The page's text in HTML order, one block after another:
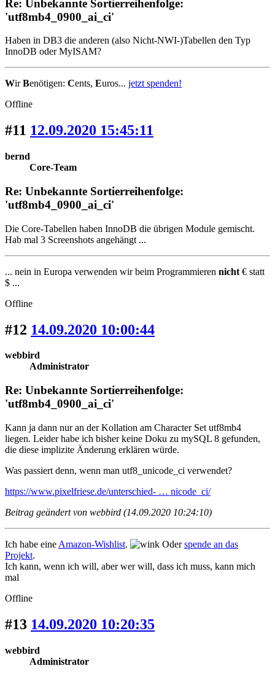
Re: Unbekannte Sortierreihenfolge:
'utf8mb4_0900_ai_ci'
Haben in DB3 die anderen (also Nicht-NWI-)Tabellen den Typ
InnoDB oder MyISAM?
WirBenötigen: Cents, Euros... jetzt spenden!
Offline
#11 12.09.2020 15:45:11
bernd
Core-Team
Re: Unbekannte Sortierreihenfolge:
'utf8mb4_0900_ai_ci'
Die Core-Tabellen haben InnoDB die übrigen Module gemischt.
Hab mal 3 Screenshots angehängt ...
... nein in Europa verwenden wir beim Programmieren nicht € statt
$ ...
Offline
#12 14.09.2020 10:00:44
webbird
Administrator
Re: Unbekannte Sortierreihenfolge:
'utf8mb4_0900_ai_ci'
Kann ja dann nuran der Kollation am Character Set utf8mb4
liegen. Leider habe ich bisher keine Doku zu mySQL 8 gefunden,
die diese implizite Änderung erklären würde.
Was passiert denn, wenn man utf8_unicode_ci verwendet?
https://www.pixelfriese.de/unterschied- … nicode_ci/
Beitrag geändert von webbird (14.09.2020 10:24:10)
Ich habe eine Amazon-Wishlist. Oderspende an das
Projekt.
Ich kann, wenn ich will, aber wer will, dass ich muss, kann mich
mal
Offline
#13 14.09.2020 10:20:35
webbird
Administrator